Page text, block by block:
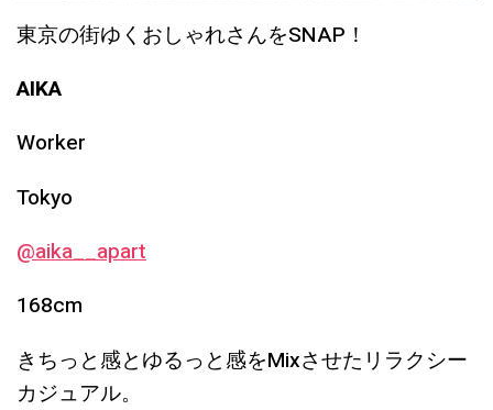
東京の街ゆくおしゃれさんをSNAP！
AIKA
Worker
Tokyo
@aika__apart
168cm
きちっと感とゆるっと感をMixさせたリラクシー
カジュアル。